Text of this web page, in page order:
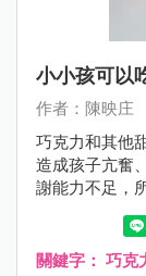
小小孩可以
作者：陳映庄
巧克力和其他
造成孩子亢奮
謝能力不足，
關鍵字： 巧克